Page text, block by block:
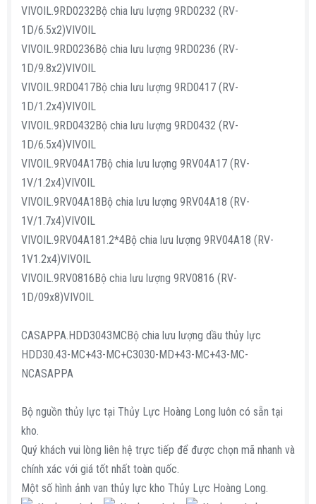
VIVOIL.9RD0232Bộ chia lưu lượng 9RD0232 (RV-
1D/6.5x2)VIVOIL
VIVOIL.9RD0236Bộ chia lưu lượng 9RD0236 (RV-
1D/9.8x2)VIVOIL
VIVOIL.9RD0417Bộ chia lưu lượng 9RD0417 (RV-
1D/1.2x4)VIVOIL
VIVOIL.9RD0432Bộ chia lưu lượng 9RD0432 (RV-
1D/6.5x4)VIVOIL
VIVOIL.9RV04A17Bộ chia lưu lượng 9RV04A17 (RV-
1V/1.2x4)VIVOIL
VIVOIL.9RV04A18Bộ chia lưu lượng 9RV04A18 (RV-
1V/1.7x4)VIVOIL
VIVOIL.9RV04A181.2*4Bộ chia lưu lượng 9RV04A18 (RV-
1V1.2x4)VIVOIL
VIVOIL.9RV0816Bộ chia lưu lượng 9RV0816 (RV-
1D/09x8)VIVOIL
CASAPPA.HDD3043MCBộ chia lưu lượng dầu thủy lực
HDD30.43-MC+43-MC+C3030-MD+43-MC+43-MC-
NCASAPPA
Bộ nguồn thủy lực tại Thủy Lực Hoàng Long luôn có sẵn tại
kho.
Quý khách vui lòng liên hệ trực tiếp để được chọn mã nhanh và
chính xác với giá tốt nhất toàn quốc.
Một số hình ảnh van thủy lực kho Thủy Lực Hoàng Long.